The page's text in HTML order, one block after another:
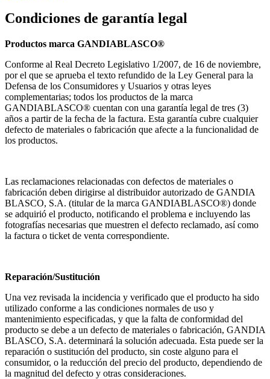
Condiciones de garantía legal
Productos marca GANDIABLASCO®
Conforme al Real Decreto Legislativo 1/2007, de 16 de noviembre,
por el que se aprueba el texto refundido de la Ley General para la
Defensa de los Consumidores y Usuarios y otras leyes
complementarias; todos los productos de la marca
GANDIABLASCO® cuentan con una garantía legal de tres (3)
años a partir de la fecha de la factura. Esta garantía cubre cualquier
defecto de materiales o fabricación que afecte a la funcionalidad de
los productos.
Las reclamaciones relacionadas con defectos de materiales o
fabricación deben dirigirse al distribuidor autorizado de GANDIA
BLASCO, S.A. (titular de la marca GANDIABLASCO®) donde
se adquirió el producto, notificando el problema e incluyendo las
fotografías necesarias que muestren el defecto reclamado, así como
la factura o ticket de venta correspondiente.
Reparación/Sustitución
Una vez revisada la incidencia y verificado que el producto ha sido
utilizado conforme a las condiciones normales de uso y
mantenimiento especificadas, y que la falta de conformidad del
producto se debe a un defecto de materiales o fabricación, GANDIA
BLASCO, S.A. determinará la solución adecuada. Esta puede ser la
reparación o sustitución del producto, sin coste alguno para el
consumidor, o la reducción del precio del producto, dependiendo de
la magnitud del defecto y otras consideraciones.